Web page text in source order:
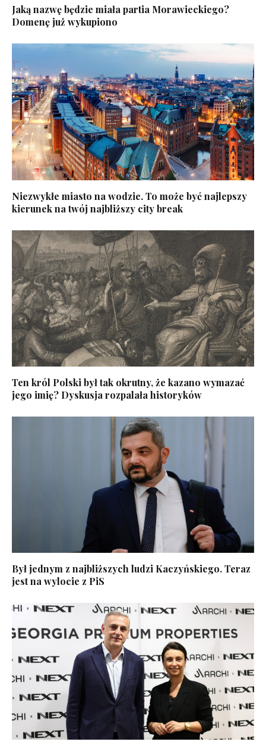
Jaką nazwę będzie miała partia Morawieckiego?
Domenę już wykupiono
Niezwykłe miasto na wodzie. To może być najlepszy
kierunek na twój najbliższy city break
Ten król Polski był tak okrutny, że kazano wymazać
jego imię? Dyskusja rozpalała historyków
Był jednym z najbliższych ludzi Kaczyńskiego. Teraz
jest na wylocie z PiS